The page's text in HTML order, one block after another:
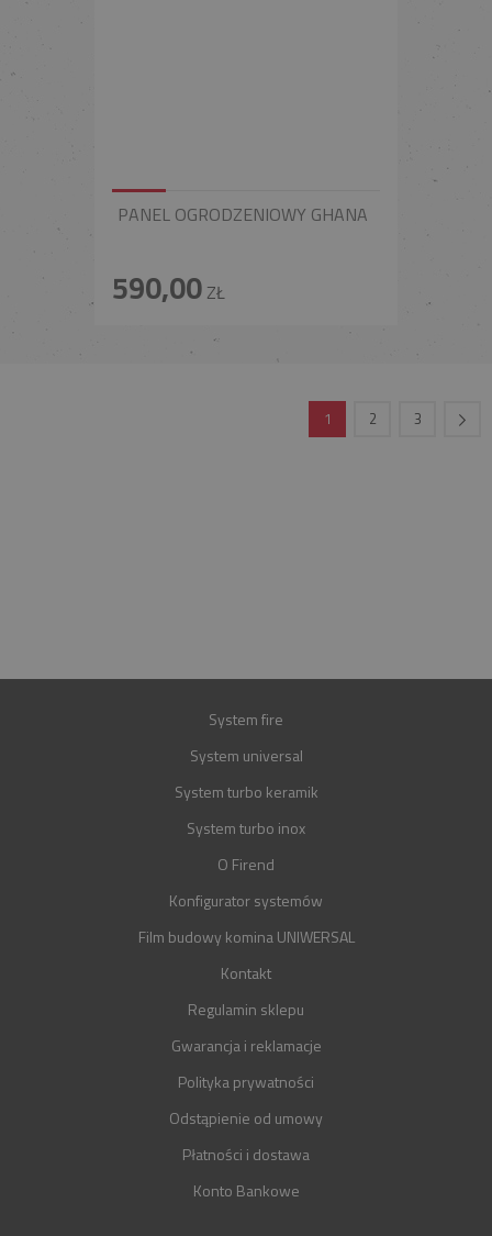
PANEL OGRODZENIOWY GHANA
590,00ZŁ
1 2 3
System fire
System universal
System turbo keramik
System turbo inox
O Firend
Konfigurator systemów
Film budowy komina UNIWERSAL
Kontakt
Regulamin sklepu
Gwarancja i reklamacje
Polityka prywatności
Odstąpienie od umowy
Płatności i dostawa
Konto Bankowe